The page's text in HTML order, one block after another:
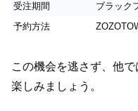
受注期間
ブラック
予約方法
この機会を逃さず、他
楽しみましょう。